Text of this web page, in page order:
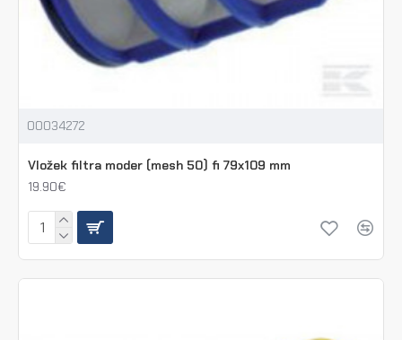
00034272
Vložek filtra moder (mesh 50) fi 79x109 mm
19.90€